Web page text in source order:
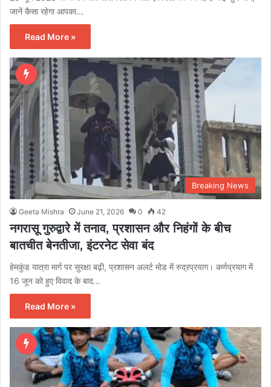
जानें कैसा रहेगा आपका…
Read More »
Breaking News
Geeta Mishra June 21, 2026 0 42
नगरासू गुरुद्वारे में तनाव, प्रशासन और निहंगों के बीच
बातचीत बेनतीजा, इंटरनेट सेवा बंद
हेमकुंड यात्रा मार्ग पर सुरक्षा बढ़ी, प्रशासन अलर्ट मोड में रुद्रप्रयाग। कर्णप्रयाग में
16 जून को हुए विवाद के बाद…
Read More »